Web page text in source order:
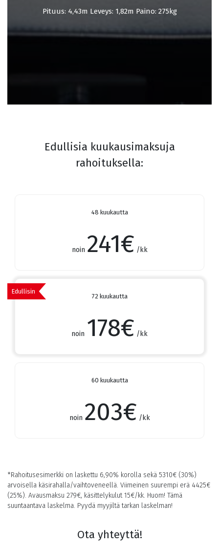
Pituus: 4,43m Leveys: 1,82m Paino: 275kg
Edullisia kuukausimaksuja
rahoituksella:
48 kuukautta
noin 241€ /kk
Edullisin
72 kuukautta
noin 178€ /kk
60 kuukautta
noin 203€ /kk
*Rahoitusesimerkki on laskettu 6,90% korolla sekä 5310€ (30%)
arvoisella käsirahalla/vaihtoveneellä. Viimeinen suurempi erä 4425€
(25%). Avausmaksu 279€, käsittelykulut 15€/kk. Huom! Tämä
suuntaantava laskelma. Pyydä myyjiltä tarkan laskelman!
Ota yhteyttä!